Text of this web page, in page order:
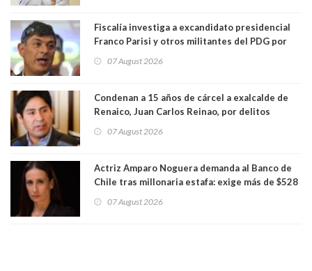
Fiscalía investiga a excandidato presidencial
Franco Parisi y otros militantes del PDG por
07 August 2026
Condenan a 15 años de cárcel a exalcalde de
Renaico, Juan Carlos Reinao, por delitos
07 August 2026
Actriz Amparo Noguera demanda al Banco de
Chile tras millonaria estafa: exige más de $528
07 August 2026